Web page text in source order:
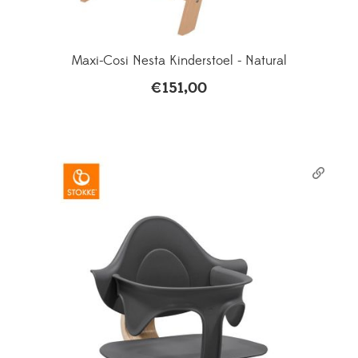
Maxi-Cosi Nesta Kinderstoel - Natural
€151,00